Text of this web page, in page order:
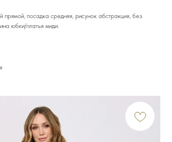
прямой, посадка средняя, рисунок абстракция, без
юбки/платья миди.